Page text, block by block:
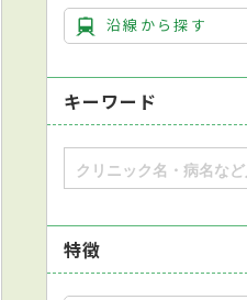
沿線から探す
キーワード
特徴